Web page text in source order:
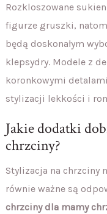
Rozkloszowane
figurze gruszki,
będą doskonałym
klepsydry. Modele z
koronkowymi
stylizacji lekkości i
Jakie dodatki
chrzciny?
Stylizacja na chrzciny
równie ważne są
chrzciny dla mamy